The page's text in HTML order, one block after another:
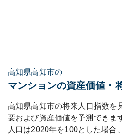
高知県高知市の
マンションの資産価値・
高知県高知市の将来人口指数を
要および資産価値を予測できま
人口は2020年を100とした場合